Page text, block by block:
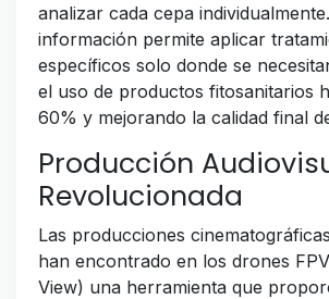
analizar cada cepa
información permite aplicar
específicos solo donde se
el uso de productos fitosanitarios
60% y mejorando la calidad final
Producción
Revolucionada
Las producciones
han encontrado en los drones
View) una herramienta que